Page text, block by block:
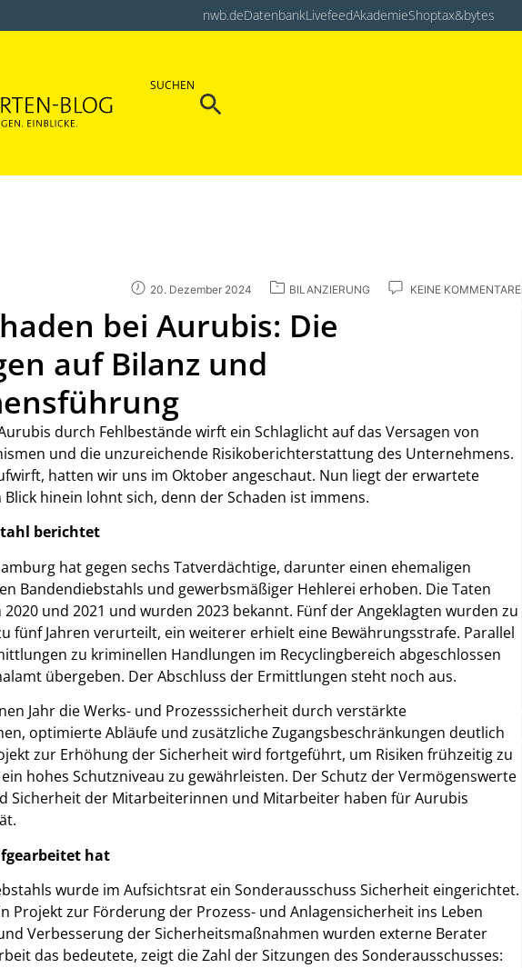
nwb.deDatenbankLivefeedAkademieShoptax&bytes
SUCHEN
Search
20. Dezember 2024 BILANZIERUNG KEINE KOMMENTARE
bei Aurubis: Die
auf Bilanz und
durch Fehlbestände wirft ein Schlaglicht auf das Versagen von
und die unzureichende Risikoberichterstattung des Unternehmens.
hatten wir uns im Oktober angeschaut. Nun liegt der erwartete
hinein lohnt sich, denn der Schaden ist immens.
berichtet
hat gegen sechs Tatverdächtige, darunter einen ehemaligen
Bandendiebstahls und gewerbsmäßiger Hehlerei erhoben. Die Taten
und 2021 und wurden 2023 bekannt. Fünf der Angeklagten wurden zu
fünf Jahren verurteilt, ein weiterer erhielt eine Bewährungsstrafe. Parallel
zu kriminellen Handlungen im Recyclingbereich abgeschlossen
übergeben. Der Abschluss der Ermittlungen steht noch aus.
Jahr die Werks- und Prozesssicherheit durch verstärkte
optimierte Abläufe und zusätzliche Zugangsbeschränkungen deutlich
zur Erhöhung der Sicherheit wird fortgeführt, um Risiken frühzeitig zu
hohes Schutzniveau zu gewährleisten. Der Schutz der Vermögenswerte
Sicherheit der Mitarbeiterinnen und Mitarbeiter haben für Aurubis
hat
wurde im Aufsichtsrat ein Sonderausschuss Sicherheit eingerichtet.
Projekt zur Förderung der Prozess- und Anlagensicherheit ins Leben
Verbesserung der Sicherheitsmaßnahmen wurden externe Berater
das bedeutete, zeigt die Zahl der Sitzungen des Sonderausschusses: